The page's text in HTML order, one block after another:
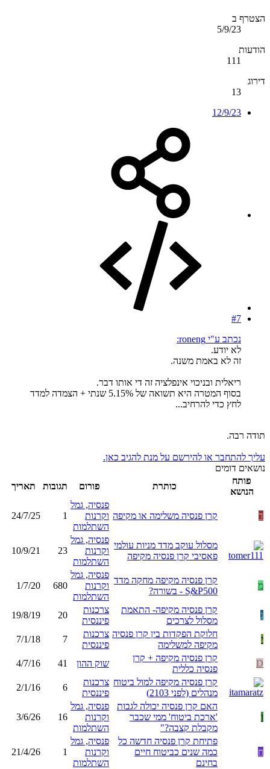
הצטרף ב
5/9/23
הודעות
111
דירוג
13
12/9/23
#7
נכתב ע"י roneng:
לא יודע.
זה לא באמת משנה.
ריאלית ובניכוי אינפלציה זה די אותו דבר.
בסוף המטרה היא תשואה של 5.15% שנתי + הצמדה למדד
לחץ כדי להרחיב...
תודה רבה.
עליך להתחבר או להירשם על מנת להגיב כאן.
נושאים דומים
פותח
הנושא
כותרת פורום תגובות תאריך
ד קרן פנסיה משלימה או מקיפה
פנסיה, גמל
וקרנות
השתלמות
1
24/7/25
מסלול עוקב מדד מניות עולמי
פאסיבי קרן פנסיה מקיפה
פנסיה, גמל
וקרנות
השתלמות
23
10/9/21
מ
קרן פנסיה מקיפה מחקה מדד
Sַ&P500 - בשורה?
פנסיה, גמל
וקרנות
השתלמות
680
1/7/20
נ
קרן פנסיה מקיפה- התאמת
מסלול לצרכים
צרכנות
פיננסית
20
19/8/19
י
חלוקת הפקדות בין קרן פנסיה
מקיפה למשלימה
צרכנות
פיננסית
7
7/1/18
D
קרן פנסיה מקיפה + קרן
פנסיה כללית
שוק ההון 41
4/7/16
קרן פנסיה מקיפה למול ביטוח
מנהלים (לפני 2103)
צרכנות
פיננסית
6
2/1/16
ו
האם קרן פנסיה יכולה לגבות
'ארכת ביטוח' ממי שכבר
מקבלת קצבה?"
פנסיה, גמל
וקרנות
השתלמות
16
3/6/26
ח
פתיחת קרן פנסיה חדשה כל
כמה שנים כביטוח חיים
בחינם
פנסיה, גמל
וקרנות
השתלמות
1
21/4/26